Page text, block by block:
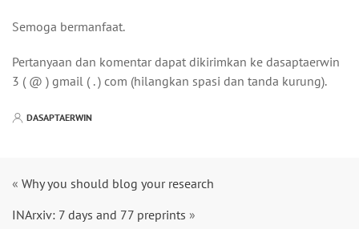
Semoga bermanfaat.
Pertanyaan dan komentar dapat dikirimkan ke dasaptaerwin
3 ( @ ) gmail ( . ) com (hilangkan spasi dan tanda kurung).
DASAPTAERWIN
« Why you should blog your research
INArxiv: 7 days and 77 preprints »